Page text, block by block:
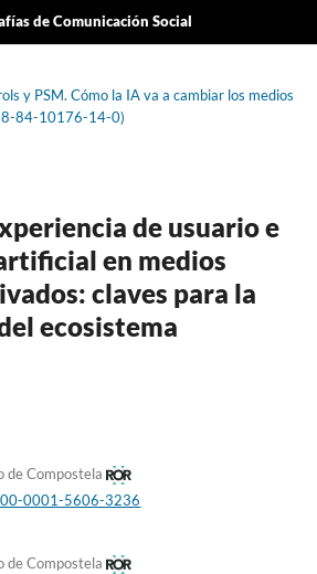
de Comunicación Social
y PSM. Cómo la IA va a cambiar los medios
84-10176-14-0)
de usuario e
en medios
claves para la
ecosistema
de Compostela
0001-5606-3236
de Compostela